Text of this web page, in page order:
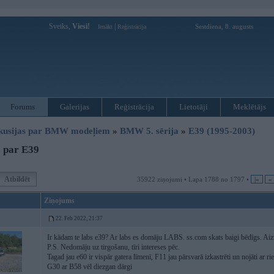
Sveiks, Viesi! Ienākt Reģistrācija Sestdiena, 8. augusts
Forums Galerijas Reģistrācija Lietotāji Meklētājs
par BMW modeļiem » BMW 5. sērija » E39 (1995-2003)
par E39
Atbildēt 35922 ziņojumi • Lapa 1788 no 1797 • |« «
Ziņojums
22. Feb 2022, 21:37
Ir kādam te labs e39? Ar labs es domāju LABS. ss.com skats baigi bēdīgs.
P.S. Nedomāju uz tirgošanu, tīri intereses pēc.
Tagad jau e60 ir vispār gatera līmenī, F11 jau pārsvarā izkastrēti un nojāti ar
G30 ar B58 vēl diezgan dārgi